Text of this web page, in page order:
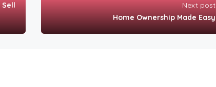
Sell
Next post
Home Ownership Made Easy